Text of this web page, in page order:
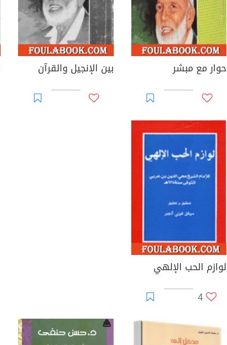
حوار مع مبشر بين الإنجيل والقرآن
لوازم الحب الإلهي
4